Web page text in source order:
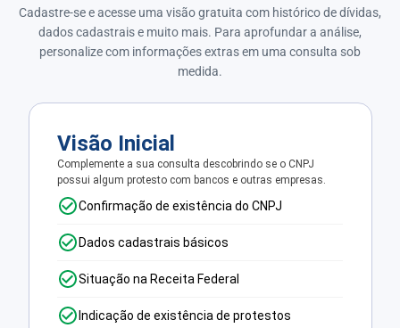
Cadastre-se e acesse uma visão gratuita com histórico de dívidas,
dados cadastrais e muito mais. Para aprofundar a análise,
personalize com informações extras em uma consulta sob
medida.
Visão Inicial
Complemente a sua consulta descobrindo se o CNPJ
possui algum protesto com bancos e outras empresas.
Confirmação de existência do CNPJ
Dados cadastrais básicos
Situação na Receita Federal
Indicação de existência de protestos